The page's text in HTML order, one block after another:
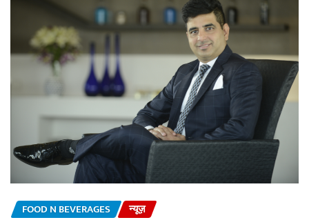
FOOD N BEVERAGES न्यूज़